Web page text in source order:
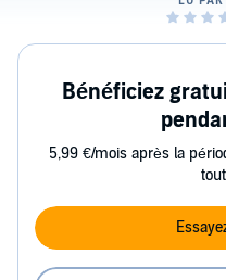
Bénéficiez
5,99 €/mois après la